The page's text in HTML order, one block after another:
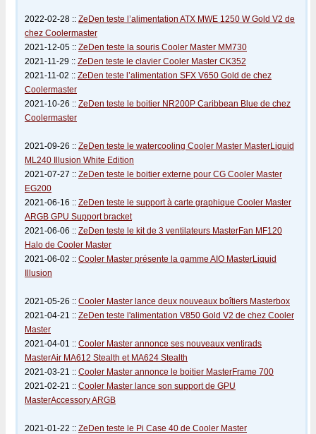
2022-02-28 :: ZeDen teste l’alimentation ATX MWE 1250 W Gold V2 de
chez Coolermaster
2021-12-05 :: ZeDen teste la souris Cooler Master MM730
2021-11-29 :: ZeDen teste le clavier Cooler Master CK352
2021-11-02 :: ZeDen teste l’alimentation SFX V650 Gold de chez
Coolermaster
2021-10-26 :: ZeDen teste le boitier NR200P Caribbean Blue de chez
Coolermaster
2021-09-26 :: ZeDen teste le watercooling Cooler Master MasterLiquid
ML240 Illusion White Edition
2021-07-27 :: ZeDen teste le boitier externe pour CG Cooler Master
EG200
2021-06-16 :: ZeDen teste le support à carte graphique Cooler Master
ARGB GPU Support bracket
2021-06-06 :: ZeDen teste le kit de 3 ventilateurs MasterFan MF120
Halo de Cooler Master
2021-06-02 :: Cooler Master présente la gamme AIO MasterLiquid
Illusion
2021-05-26 :: Cooler Master lance deux nouveaux boîtiers Masterbox
2021-04-21 :: ZeDen teste l'alimentation V850 Gold V2 de chez Cooler
Master
2021-04-01 :: Cooler Master annonce ses nouveaux ventirads
MasterAir MA612 Stealth et MA624 Stealth
2021-03-21 :: Cooler Master annonce le boitier MasterFrame 700
2021-02-21 :: Cooler Master lance son support de GPU
MasterAccessory ARGB
2021-01-22 :: ZeDen teste le Pi Case 40 de Cooler Master